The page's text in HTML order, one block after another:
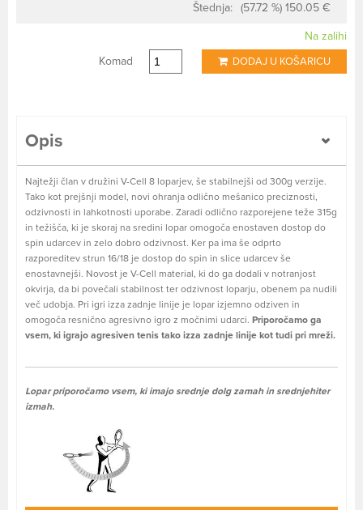
Štednja: (57.72 %) 150.05 €
Na zalihi
Komad
DODAJ U KOŠARICU
Opis
Najtežji član v družini V-Cell 8 loparjev, še stabilnejši od 300g verzije.
Tako kot prejšnji model, novi ohranja odlično mešanico preciznosti,
odzivnosti in lahkotnosti uporabe. Zaradi odlično razporejene teže 315g
in težišča, ki je skoraj na sredini lopar omogoča enostaven dostop do
spin udarcev in zelo dobro odzivnost. Ker pa ima še odprto
razporeditev strun 16/18 je dostop do spin in slice udarcev še
enostavnejši. Novost je V-Cell material, ki do ga dodali v notranjost
okvirja, da bi povečali stabilnost ter odzivnost loparju, obenem pa nudili
več udobja. Pri igri izza zadnje linije je lopar izjemno odziven in
omogoča resnično agresivno igro z močnimi udarci. Priporočamo ga
vsem, ki igrajo agresiven tenis tako izza zadnje linije kot tudi pri mreži.
Lopar priporočamo vsem, ki imajo srednje dolg zamah in srednjehiter
izmah.